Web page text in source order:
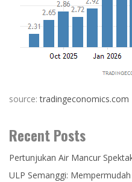
source:tradingeconomics.com
Recent Posts
Pertunjukan Air Mancur
ULP Semanggi: